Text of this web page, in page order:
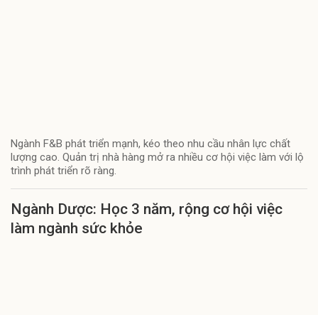
Ngành F&B phát triển mạnh, kéo theo nhu cầu nhân lực chất
lượng cao. Quản trị nhà hàng mở ra nhiều cơ hội việc làm với lộ
trình phát triển rõ ràng.
Ngành Dược: Học 3 năm, rộng cơ hội việc
làm ngành sức khỏe